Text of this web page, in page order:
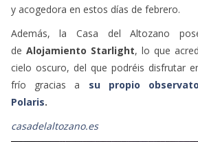
y acogedora en estos días de febrero.
Además, la Casa del Altozano
Alojamiento Starlight , lo que
cielo oscuro, del que podréis disfrutar
frío gracias a
su propio
casadelaltozano.es